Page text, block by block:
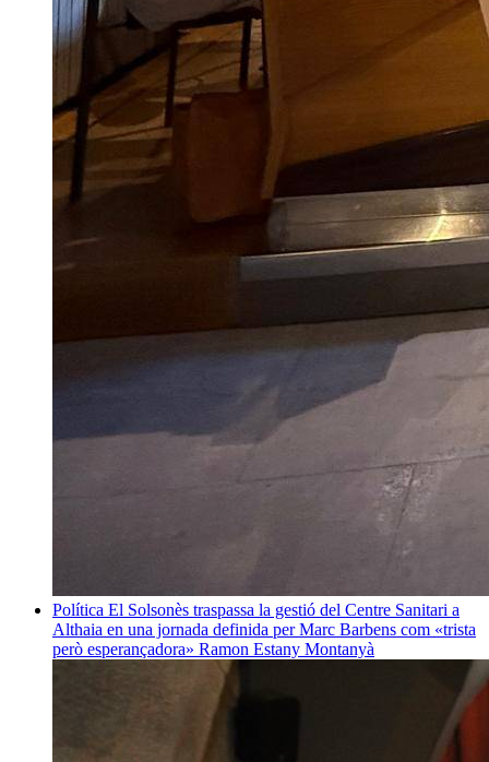
Política El Solsonès traspassa la gestió del Centre Sanitari a
Althaia en una jornada definida per Marc Barbens com «trista
però esperançadora» Ramon Estany Montanyà